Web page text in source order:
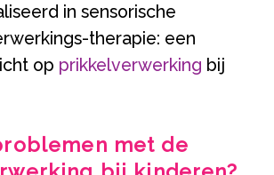
in sensorische
therapie: een
op prikkelverwerking bij
met de